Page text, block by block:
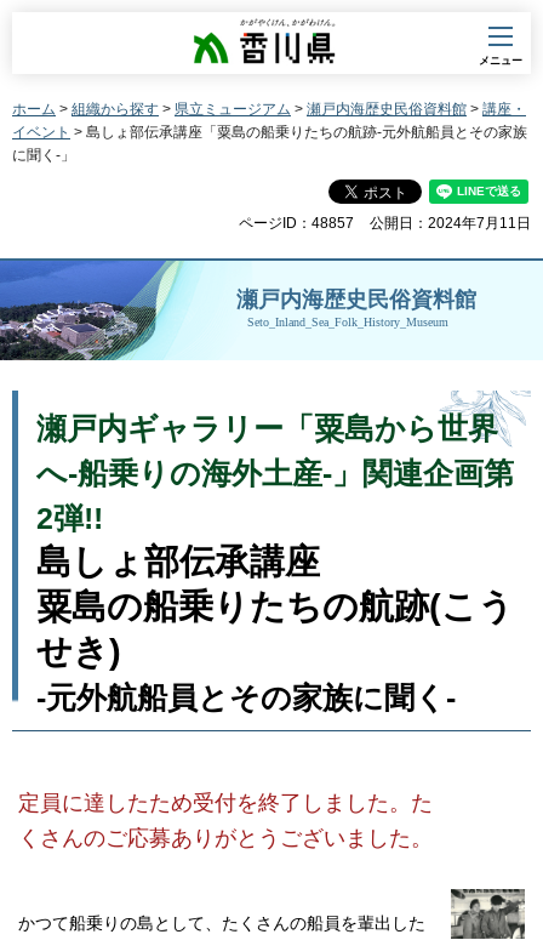
香川県
メニュー
ホーム > 組織から探す > 県立ミュージアム > 瀬戸内海歴史民俗資料館 > 講座・
イベント > 島しょ部伝承講座「粟島の船乗りたちの航跡-元外航船員とその家族
に聞く-」
ページID：48857 公開日：2024年7月11日
瀬戸内海歴史民俗資料館
Seto_Inland_Sea_Folk_History_Museum
瀬戸内ギャラリー「粟島から世界
へ-船乗りの海外土産-」関連企画第
2弾!!
島しょ部伝承講座
粟島の船乗りたちの航跡(こう
せき)
-元外航船員とその家族に聞く-
定員に達したため受付を終了しました。た
くさんのご応募ありがとうございました。
かつて船乗りの島として、たくさんの船員を輩出した